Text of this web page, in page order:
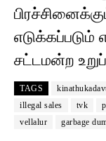
எடுக்கப்படும்
சட்டமன்ற
TAGS
illegal sales
tvk
vellalur
garbage